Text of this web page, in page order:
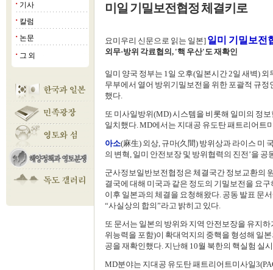
■ 기사
■ 칼럼
■ 논문
■ 그 외
미일 기밀보전협정 체결키로
요미우리 신문으로 읽는 일본] 일미 기밀보전
외무·방위 각료협의, '핵 우산'도 재확인
일미 양국 정부는 1일 오후(일본시간 2일 새벽)
무부에서 열어 방위기밀보전을 위한 포괄적 규
했다.
또 미사일방위(MD) 시스템을 비롯해 일미의 정
일치했다. MD에서는 지대공 유도탄 패트리어트
아소(麻生) 외상, 규마(久間) 방위상과 라이스 미
의 변혁, 일미 안전보장 및 방위협력의 진전’을
군사정보일반보전협정은 체결국간 정보교환의
결국에 대해 미국과 같은 정도의 기밀보전을 요
이후 일본과의 체결을 요청해왔다. 공동 발표 문
“사실상의 합의”라고 밝히고 있다.
또 문서는 일본의 방위와 지역 안전보장을 유지
위능력을 포함)이 확대억지의 중핵을 형성해 일
공을 재확인했다. 지난해 10월 북한의 핵실험 실
MD분야는 지대공 유도탄 패트리어트미사일